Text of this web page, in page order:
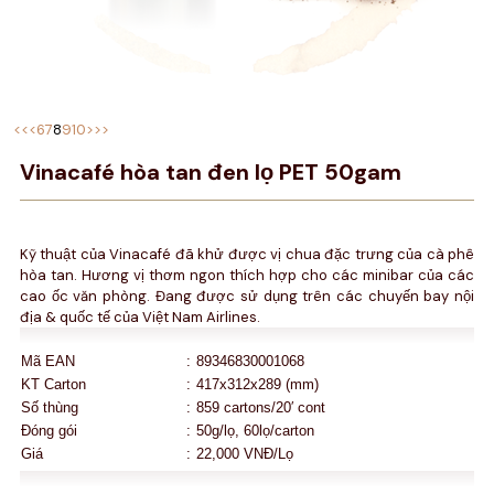
<<<678910>>>
Vinacafé hòa tan đen lọ PET 50gam
Kỹ thuật của Vinacafé đã khử được vị chua đặc trưng của cà phê
hòa tan. Hương vị thơm ngon thích hợp cho các minibar của các
cao ốc văn phòng. Đang được sử dụng trên các chuyến bay nội
địa & quốc tế của Việt Nam Airlines.
Mã EAN : 89346830001068
KT Carton
: 417x312x289 (mm)
Số thùng
: 859 cartons/20′ cont
Đóng gói
: 50g/lọ, 60lọ/carton
Giá
: 22,000 VNĐ/Lọ